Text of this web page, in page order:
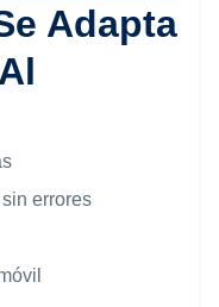
Adapta
errores